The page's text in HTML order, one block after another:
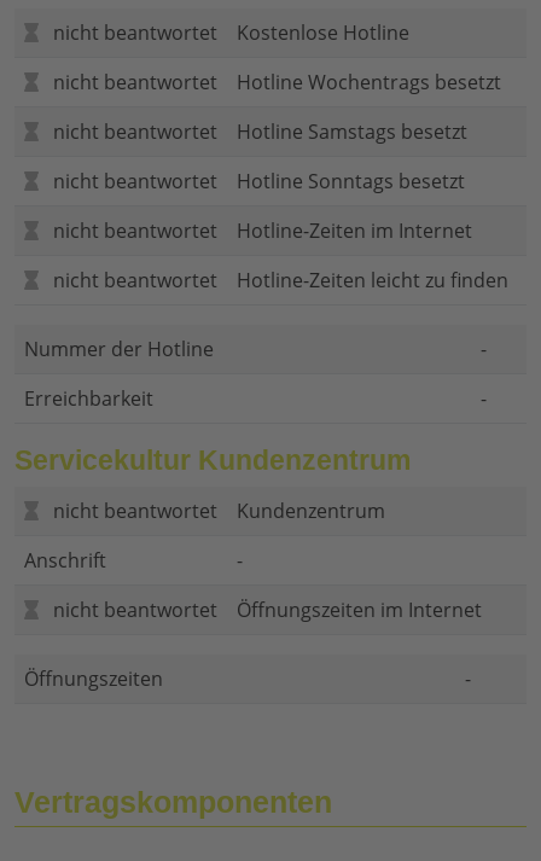
nicht beantwortet
Kostenlose Hotline
nicht beantwortet
Hotline Wochentrags besetzt
nicht beantwortet
Hotline Samstags besetzt
nicht beantwortet
Hotline Sonntags besetzt
nicht beantwortet
Hotline-Zeiten im Internet
nicht beantwortet
Hotline-Zeiten leicht zu finden
Nummer der Hotline
-
Erreichbarkeit
-
Servicekultur Kundenzentrum
nicht beantwortet
Kundenzentrum
Anschrift
-
nicht beantwortet
Öffnungszeiten im Internet
Öffnungszeiten -
Vertragskomponenten